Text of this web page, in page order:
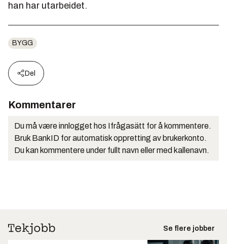
han har utarbeidet.
BYGG
Del
Kommentarer
Du må være innlogget hos Ifrågasätt for å kommentere.
Bruk BankID for automatisk oppretting av brukerkonto.
Du kan kommentere under fullt navn eller med kallenavn.
Se flere jobber